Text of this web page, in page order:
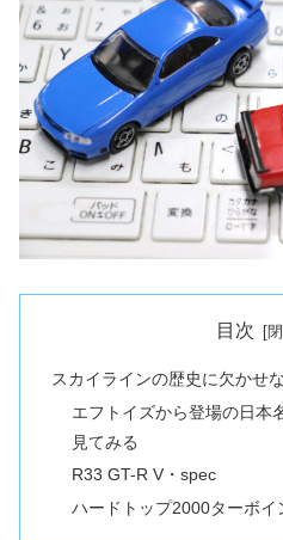
目次
スカイラインの歴史に欠かせ
エフトイズから登場の日本
見てみる
R33 GT-R V・spec
ハードトップ2000ターボイ